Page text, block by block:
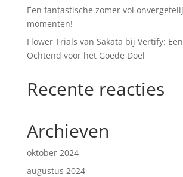
Een fantastische zomer vol
momenten!
Flower Trials van Sakata bij Vertify:
Ochtend voor het Goede Doel
Recente reacties
Archieven
oktober 2024
augustus 2024